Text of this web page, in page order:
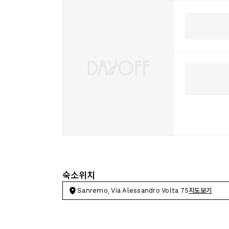
숙소위치
Sanremo, Via Alessandro Volta 75지도보기